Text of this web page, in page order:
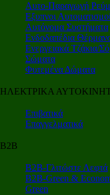
Αυτο-Παραγωγή
Εξυπνοι
Αυτόνομα Συστήματα
Ενδοδαπέδια
Ενεργειακά Τζάκια/
Σώματα
Φυτεμένα Δώματα
ΗΛΕΚΤΡΙΚΑ
Επιβατικά
Επαγγελματικά
Β2Β
Β2Β-Γλιτώστε Λεφτά
Β2Β-Green &
Green